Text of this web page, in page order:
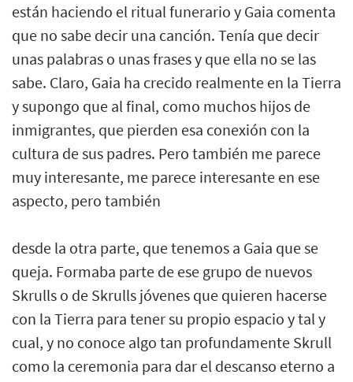
están haciendo el ritual funerario y Gaia comenta
que no sabe decir una canción. Tenía que decir
unas palabras o unas frases y que ella no se las
sabe. Claro, Gaia ha crecido realmente en la Tierra
y supongo que al final, como muchos hijos de
inmigrantes, que pierden esa conexión con la
cultura de sus padres. Pero también me parece
muy interesante, me parece interesante en ese
aspecto, pero también
desde la otra parte, que tenemos a Gaia que se
queja. Formaba parte de ese grupo de nuevos
Skrulls o de Skrulls jóvenes que quieren hacerse
con la Tierra para tener su propio espacio y tal y
cual, y no conoce algo tan profundamente Skrull
como la ceremonia para dar el descanso eterno a